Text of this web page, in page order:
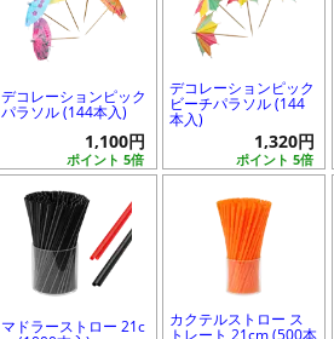
デコレーションピック
パラソル (144本入)
ポイント 5倍
1,100円
デコレーションピック
ビーチパラソル (144
本入)
ポイント 5倍
1,320円
マドラーストロー 21c カクテルストロー ス
トレート 21cm (500本